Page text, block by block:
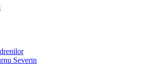
Severin